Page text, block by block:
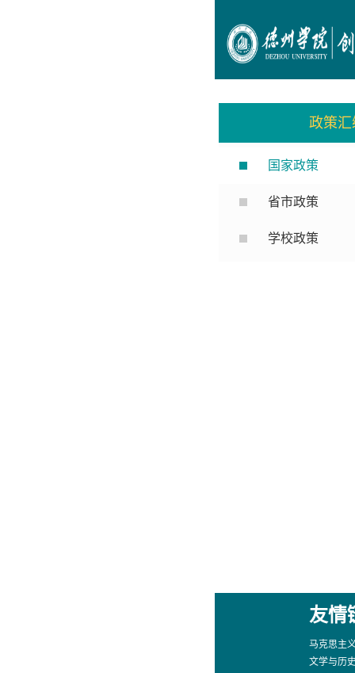
政策汇
国家政策
省市政策
学校政策
友情
马克思主
文学与历